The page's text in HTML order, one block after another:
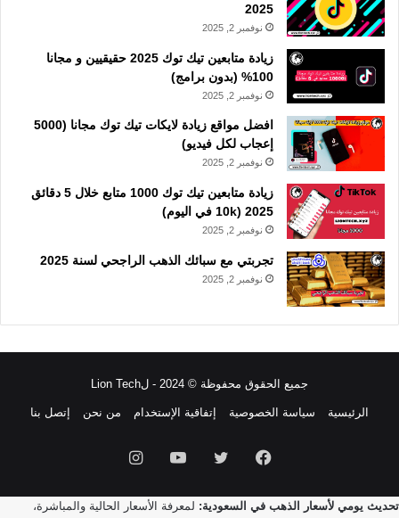
2025
نوفمبر 2, 2025
زيادة متابعين تيك توك 2025 حقيقيين و مجانا
100% (بدون برامج)
نوفمبر 2, 2025
افضل مواقع زيادة لايكات تيك توك مجانا (5000
إعجاب لكل فيديو)
نوفمبر 2, 2025
زيادة متابعين تيك توك 1000 متابع خلال 5 دقائق
2025 (10k في اليوم)
نوفمبر 2, 2025
تجربتي مع سبائك الذهب الراجحي لسنة 2025
نوفمبر 2, 2025
جميع الحقوق محفوظة © 2024 - لLion Tech
الرئيسية سياسة الخصوصية إتفاقية الإستخدام من نحن إتصل بنا
فيسبوك تويتر يوتيوبانستقرام
تحديث يومي لأسعار الذهب في السعودية: لمعرفة الأسعار الحالية والمباشرة،